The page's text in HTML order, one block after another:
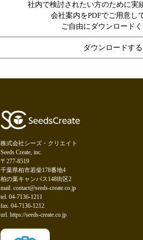
社内で検討されたい方のために実
会社案内をPDFでご用意し
ご自由にダウンロード
ダウンロードする
株式会社シーズ・クリエイト
Seeds Create, inc.
〒277-8519
千葉県柏市若柴178番地4
柏の葉キャンパス148街区2
mail. contact@seeds-create.co.jp
tel. 04-7136-1211
fax. 04-7136-1212
url. https://seeds-create.co.jp